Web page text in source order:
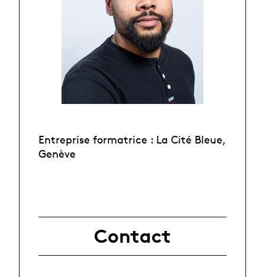
Entreprise formatrice : La Cité Bleue,
Genève
Contact